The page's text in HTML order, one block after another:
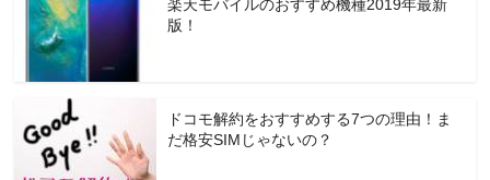
楽天モバイルのおすすめ機種2019年最新
版！
ドコモ解約をおすすめする7つの理由！ま
だ格安SIMじゃないの？